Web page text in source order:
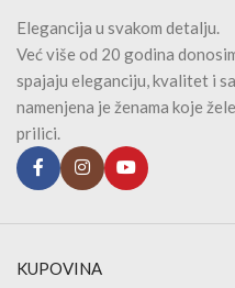
Elegancija u svakom detalju.
Već više od 20 godina
spajaju eleganciju, kvalitet i
namenjena je ženama koje
prilici.
KUPOVINA